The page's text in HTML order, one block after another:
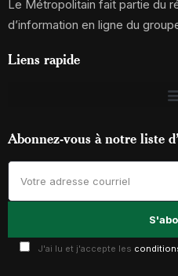
Le Métropolitain fait partie du
d’information en ligne du
Liens rapide
Abonnez-vous à notre liste
J'ai lu et j'accepte les